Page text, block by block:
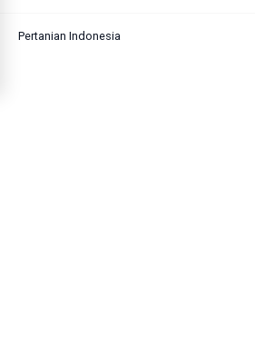
Pertanian Indonesia